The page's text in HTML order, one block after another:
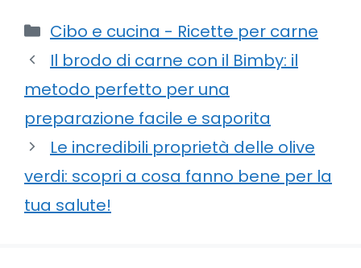
Categorie
Cibo e cucina - Ricette per carne
Il brodo di carne con il Bimby: il
metodo perfetto per una
preparazione facile e saporita
Le incredibili proprietà delle olive
verdi: scopri a cosa fanno bene per la
tua salute!